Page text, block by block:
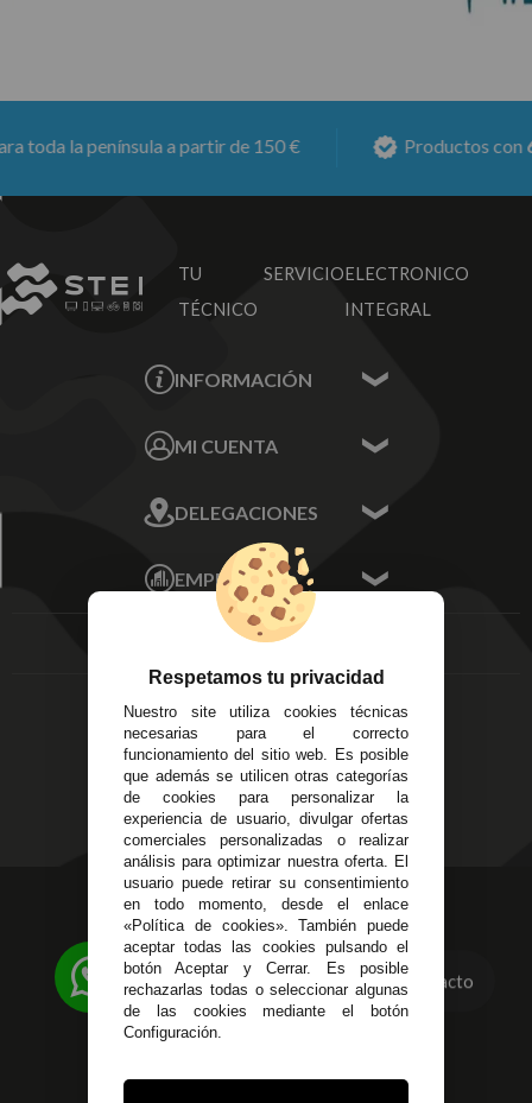
la península a partir de 150 € Productos con6
TU SERVICIO
TÉCNICO
ELECTRONICO
INTEGRAL
INFORMACIÓN
Sobre nosotros
MI CUENTA
Mis Direcciones
Mis Pedidos
Mis favoritos
FAQ's
DELEGACIONES
Écija - Sevilla
Av. Plaza de Toros.
Local 3
Córdoba
14
Alzira - Valencia
C/ Esplugues, 135
EMPRESA
Aviso Legal
Devoluciones
Política de Privacidad
Pago Seguro
Terminos y
Condiciones Generales
Políticas de Cookies
623 23 31 98
Atendemos Whatsapp
955 44 45 43/955 44 45 44
info@steielectronica.com
Avenida Plaza de Toros,
Contacto
Respetamos tu privacidad
Nuestro site utiliza cookies técnicas
necesarias para el correcto
funcionamiento del sitio web. Es posible
que además se utilicen otras categorías
de cookies para personalizar la
experiencia de usuario, divulgar ofertas
comerciales personalizadas o realizar
análisis para optimizar nuestra oferta. El
usuario puede retirar su consentimiento
en todo momento, desde el enlace
«Política de cookies». También puede
aceptar todas las cookies pulsando el
botón Aceptar y Cerrar. Es posible
rechazarlas todas o seleccionar algunas
de las cookies mediante el botón
Configuración.